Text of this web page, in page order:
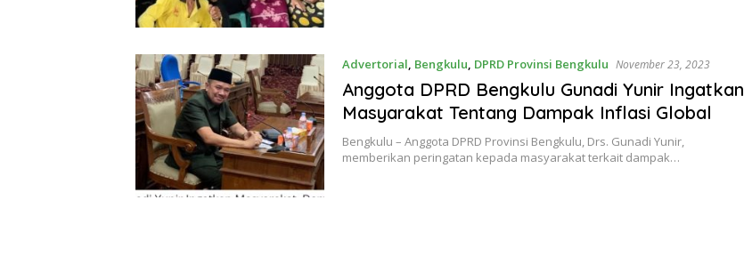
Advertorial, Bengkulu, DPRD Provinsi Bengkulu November 23, 2023
Anggota DPRD Bengkulu Gunadi Yunir Ingatkan
Masyarakat Tentang Dampak Inflasi Global
Bengkulu – Anggota DPRD Provinsi Bengkulu, Drs. Gunadi Yunir,
memberikan peringatan kepada masyarakat terkait dampak…